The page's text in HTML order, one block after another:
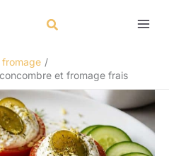
fromage
et fromage frais